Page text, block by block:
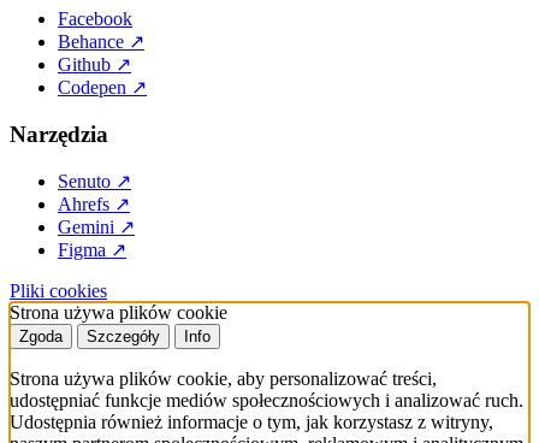
Facebook
Behance ↗
Github ↗
Codepen ↗
Narzędzia
Senuto ↗
Ahrefs ↗
Gemini ↗
Figma ↗
Pliki cookies
Strona używa plików cookie
Zgoda Szczegóły Info
Strona używa plików cookie, aby personalizować treści,
udostępniać funkcje mediów społecznościowych i analizować ruch.
Udostępnia również informacje o tym, jak korzystasz z witryny,